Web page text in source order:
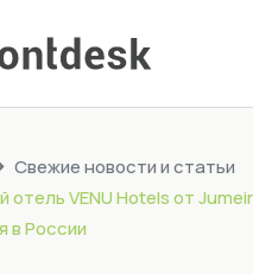
Свежие новости и статьи
отель VENU Hotels от
в России